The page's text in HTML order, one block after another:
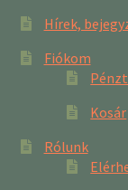
Hírek,
Fiókom
Kosár
Rólunk